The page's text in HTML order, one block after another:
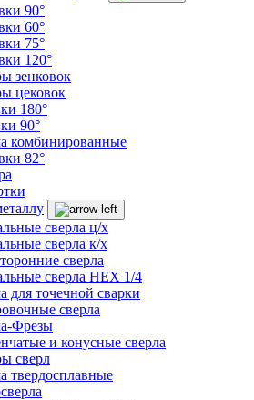
90°
60°
75°
120°
зенковок
цековок
180°
90°
комбинированные
82°
сверла ц/х
сверла к/х
сверла
сверла HEX 1/4
для точечной сварки
сверла
Фрезы
и конусные сверла
сверл
твердосплавные